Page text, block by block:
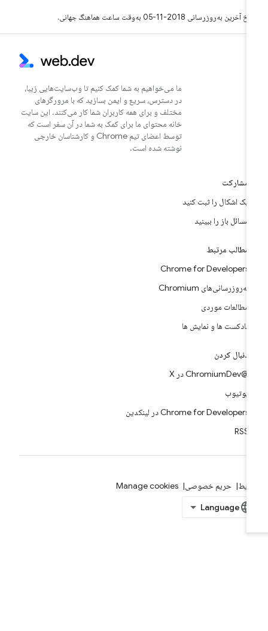
آخرین به‌روزرسانی 2018-11-05 به‌وقت ساعت هماهنگ جهانی.
ما می‌خواهیم به شما کمک کنیم تا وب‌سایت‌هایی زیبا،
در دسترس، سریع و ایمن بسازید که با مرورگرهای
مختلف و برای همه کاربران شما کار می‌کنند. این سایت
خانه محتوای ما برای کمک به شما در آن سفر است که
توسط اعضای تیم Chrome و کارشناسان خارجی
نوشته شده است.
مشارکت
یک اشکال را ثبت کنید
مسائل باز را ببینید
مطالب مرتبط
Chrome for Developers
به‌روزرسانی‌های Chromium
مطالعات موردی
پادکست ها و نمایش ها
دنبال کردن
یوتیوب
Chrome for Developers در لینکدین
حریم خصوصی Manage cookies